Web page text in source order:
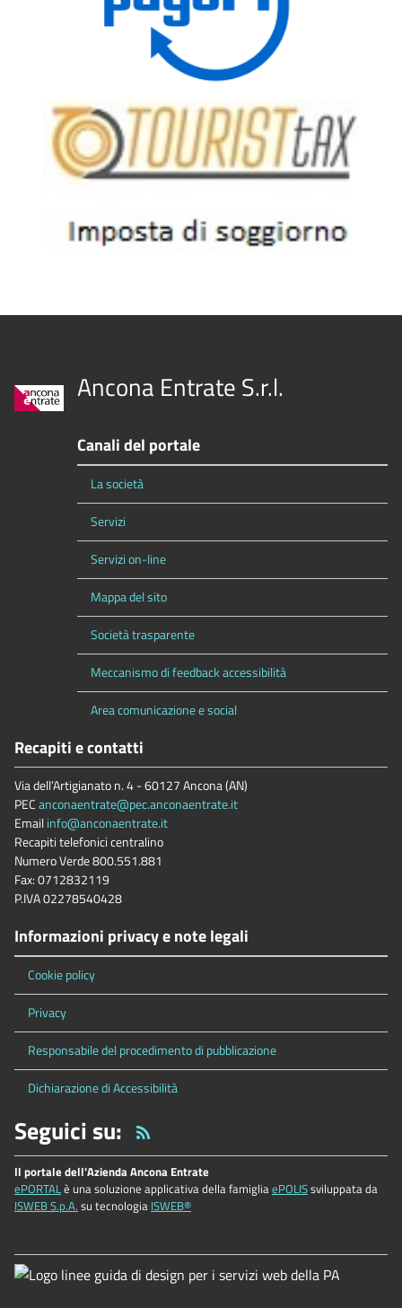
Ancona Entrate S.r.l.
Canali del portale
La società
Servizi
Servizi on-line
Mappa del sito
Società trasparente
Meccanismo di feedback accessibilità
Area comunicazione e social
Recapiti e contatti
Via dell’Artigianato n. 4 - 60127 Ancona (AN)
PECanconaentrate@pec.anconaentrate.it
Emailinfo@anconaentrate.it
Recapiti telefonici centralino
Numero Verde 800.551.881
Fax: 0712832119
P.IVA 02278540428
Informazioni privacy e note legali
Cookie policy
Privacy
Responsabile del procedimento di pubblicazione
Dichiarazione di Accessibilità
Seguici su:
Il portale dell'Azienda Ancona Entrate
ePORTALè una soluzione applicativa della famigliaePOLISsviluppata da
ISWEB S.p.A. su tecnologia ISWEB®